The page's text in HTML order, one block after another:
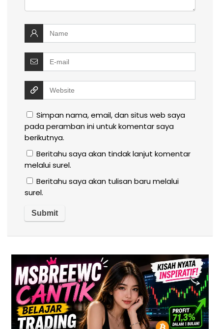
Simpan nama, email, dan situs web saya
pada peramban ini untuk komentar saya
berikutnya.
Beritahu saya akan tindak lanjut komentar
melalui surel.
Beritahu saya akan tulisan baru melalui
surel.